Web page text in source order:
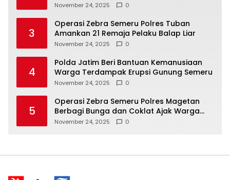
Masyarakat
November 24, 2025 0
3
Operasi Zebra Semeru Polres Tuban
Amankan 21 Remaja Pelaku Balap Liar
November 24, 2025 0
4
Polda Jatim Beri Bantuan Kemanusiaan
Warga Terdampak Erupsi Gunung Semeru
November 24, 2025 0
5
Operasi Zebra Semeru Polres Magetan
Berbagi Bunga dan Coklat Ajak Warga
Tertib Lalin
November 24, 2025 0